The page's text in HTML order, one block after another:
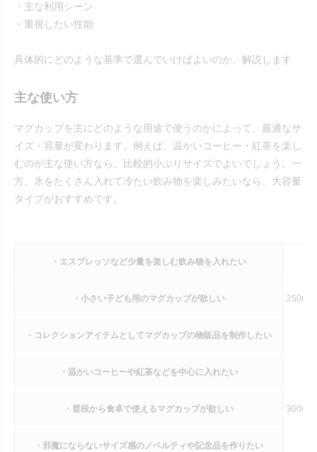
・主な利用シーン
・重視したい性能
具体的にどのような基準で選んでいけばよいのか、解説します
主な使い方
マグカップを主にどのような用途で使うのかによって、最適なサ
イズ・容量が変わります。例えば、温かいコーヒー・紅茶を楽し
むのが主な使い方なら、比較的小ぶりサイズでよいでしょう。一
方、氷をたくさん入れて冷たい飲み物を楽しみたいなら、大容量
タイプがおすすめです。
・エスプレッソなど少量を楽しむ飲み物を入れたい
250ml
・小さい子ども用のマグカップが欲しい
・コレクションアイテムとしてマグカップの物販品を制作したい
・温かいコーヒーや紅茶などを中心に入れたい
300ml
・普段から食卓で使えるマグカップが欲しい
・邪魔にならないサイズ感のノベルティや記念品を作りたい